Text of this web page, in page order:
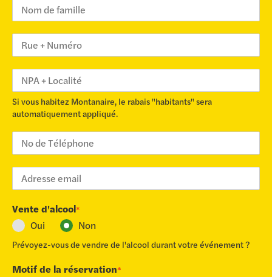
Si vous habitez Montanaire, le rabais "habitants" sera
automatiquement appliqué.
Vente d'alcool*
Oui Non
Prévoyez-vous de vendre de l'alcool durant votre événement ?
Motif de la réservation*